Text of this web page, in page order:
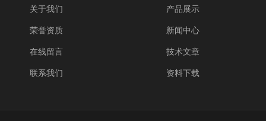
关于我们
荣誉资质
在线留言
联系我们
产品展示
新闻中心
技术文章
资料下载